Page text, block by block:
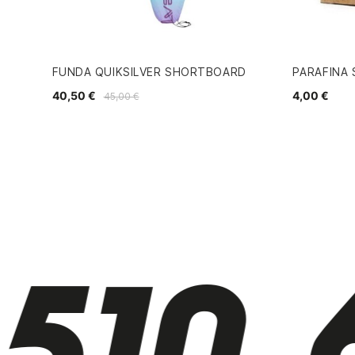
FUNDA QUIKSILVER SHORTBOARD
45,00 €
40,50 €
PARAFINA
4,00 €